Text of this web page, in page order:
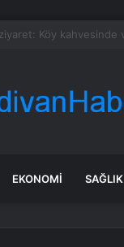
2 Tutuklama
EKONOMI SAĞLIK